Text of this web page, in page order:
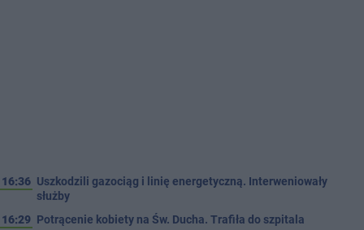
16:36 Uszkodzili gazociąg i linię energetyczną. Interweniowały
służby
16:29 Potrącenie kobiety na Św. Ducha. Trafiła do szpitala